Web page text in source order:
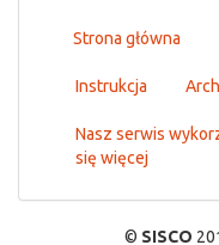
Strona główna
Instrukcja
Nasz serwis
się więcej
© SISCO